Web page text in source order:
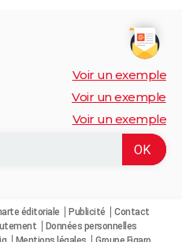
Voir un exemple
Voir un exemple
Voir un exemple
éditoriale Publicité
Contact
Données personnelles